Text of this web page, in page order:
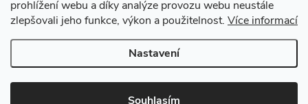
prohlížení webu a díky analýze provozu webu neustále
zlepšovali jeho funkce, výkon a použitelnost. Více informací
Nastavení
Souhlasím